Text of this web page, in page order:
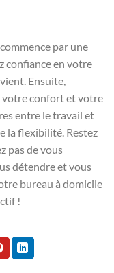
par une
confiance en votre
Ensuite,
votre confort et votre
entre le travail et
la flexibilité. Restez
pas de vous
détendre et vous
bureau à domicile
!